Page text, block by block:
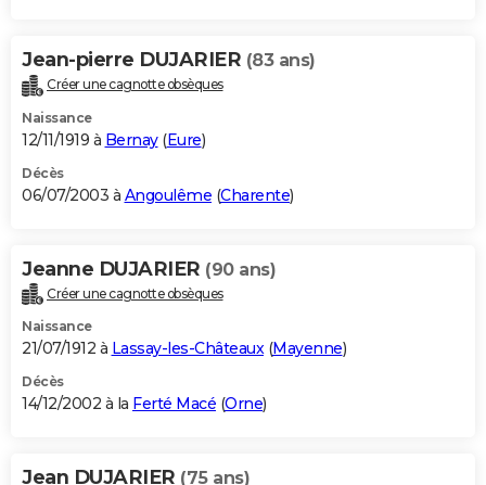
Jean-pierre DUJARIER (83 ans)
Créer une cagnotte obsèques
Naissance
12/11/1919 à Bernay(Eure)
Décès
06/07/2003 à Angoulême (Charente)
Jeanne DUJARIER (90 ans)
Créer une cagnotte obsèques
Naissance
21/07/1912 à Lassay-les-Châteaux(Mayenne)
Décès
14/12/2002 à la Ferté Macé (Orne)
Jean DUJARIER (75 ans)